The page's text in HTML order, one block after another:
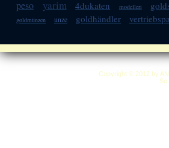
peso yarim 4dukaten modelleri
goldmünzen unze goldhändler
Copyright © 2012 by
So